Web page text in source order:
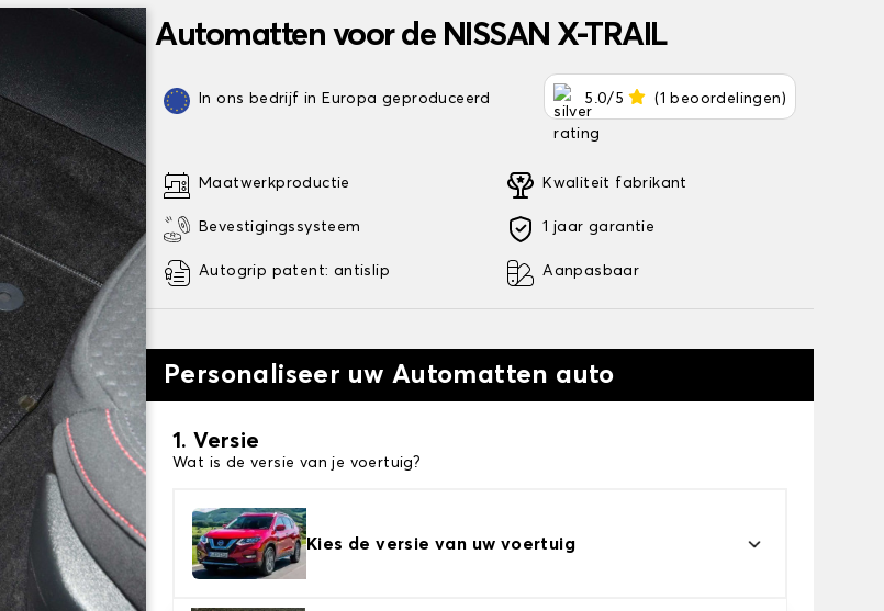
Automatten voor de NISSAN X-TRAIL
In ons bedrijf in Europa geproduceerd 5.0/5 (1 beoordelingen)
Maatwerkproductie
Bevestigingssysteem
Autogrip patent: antislip
Kwaliteit fabrikant
1 jaar garantie
Aanpasbaar
Personaliseer uw Automatten auto
1. Versie
Wat is de versie van je voertuig?
Kies de versie van uw voertuig